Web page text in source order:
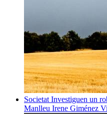
Societat Investiguen un
Manlleu Irene Giménez